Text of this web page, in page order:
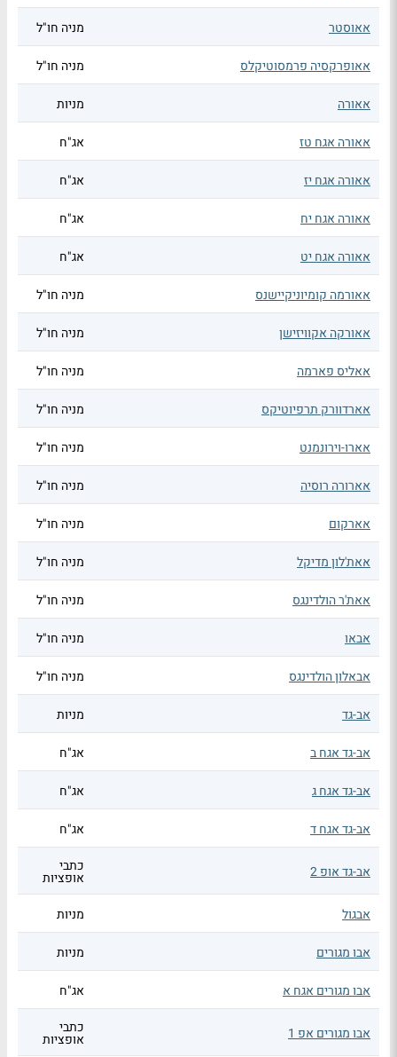
אאוסטר מניה חו"ל
אאופרקסיה פרמסוטיקלס מניה חו"ל
אאורה מניות
אאורה אגח טז אג"ח
אאורה אגח יז אג"ח
אאורה אגח יח אג"ח
אאורה אגח יט אג"ח
אאורמה קומיוניקיישנס מניה חו"ל
אאורקה אקוויזישן מניה חו"ל
אאליס פארמה מניה חו"ל
אארדוורק תרפיוטיקס מניה חו"ל
אארו-וירונמנט מניה חו"ל
אארורה רוסיה מניה חו"ל
אארקום מניה חו"ל
אאת'לון מדיקל מניה חו"ל
אאת'ר הולדינגס מניה חו"ל
אבאו מניה חו"ל
אבאלון הולדינגס מניה חו"ל
אב-גד מניות
אב-גד אגח ב אג"ח
אב-גד אגח ג אג"ח
אב-גד אגח ד אג"ח
אב-גד אופ 2 כתבי
אופציות
אבגול
מניות
אבו מגורים מניות
אבו מגורים אגח א אג"ח
אבו מגורים אפ 1 כתבי
אופציות